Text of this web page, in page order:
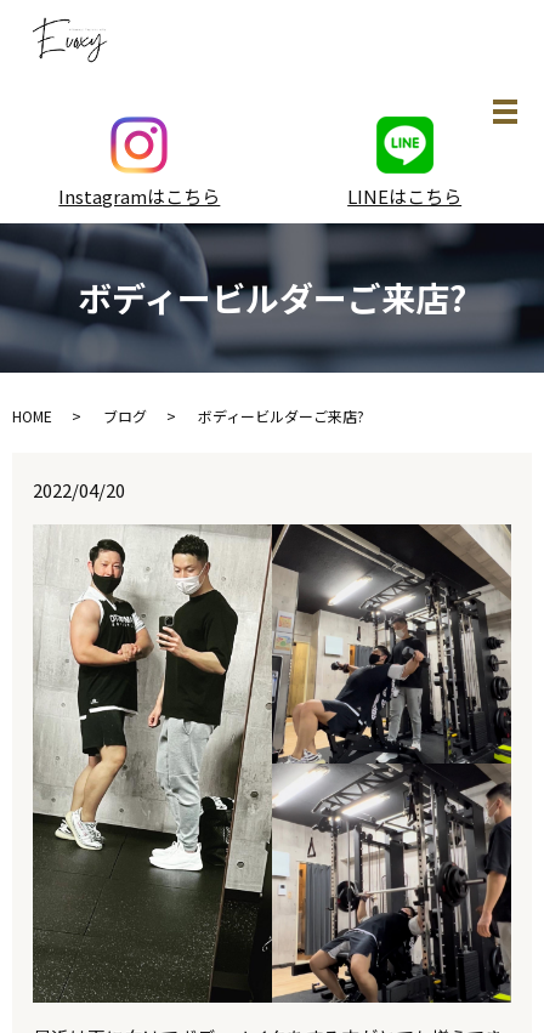
Instagramはこちら LINEはこちら
メ
ボディービルダーご来店?
HOME ブログ ボディービルダーご来店?
2022/04/20